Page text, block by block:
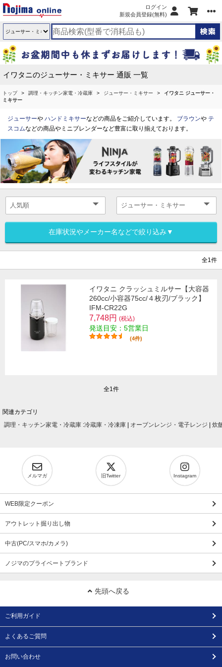
ログイン
新規会員登録(無料)
イワタニのジューサー・ミキサー 通販 一覧
トップ 調理・キッチン家電・冷蔵庫 ジューサー・ミキサー
イワタニ ジューサー・
ミキサー
ジューサーや ハンドミキサーなどの商品をご紹介しています。 ブラウンや テ
スコムなどの商品やミニブレンダーなど豊富に取り揃えております。
在庫状況やメーカー名などで絞り込み▼
全1件
イワタニ クラッシュミルサー【大容器
260cc/小容器75cc/４枚刃/ブラック】
IFM-CR22G
7,748円 (税込)
発送目安：5営業日
(4件)
全1件
関連カテゴリ
調理・キッチン家電・冷蔵庫 :冷蔵庫・冷凍庫 オーブンレンジ・電子レンジ 炊
メルマガ 旧Twitter Instagram
WEB限定クーポン
アウトレット掘り出し物
中古(PC/スマホ/カメラ)
ノジマのプライベートブランド
先頭へ戻る
ご利用ガイド
よくあるご質問
お問い合わせ